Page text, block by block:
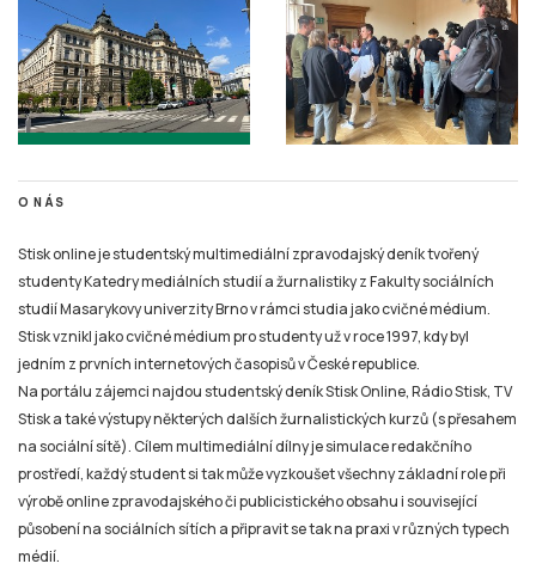
O NÁS
Stisk online je studentský multimediální zpravodajský deník tvořený
studenty Katedry mediálních studií a žurnalistiky z Fakulty sociálních
studií Masarykovy univerzity Brno v rámci studia jako cvičné médium.
Stisk vznikl jako cvičné médium pro studenty už v roce 1997, kdy byl
jedním z prvních internetových časopisů v České republice.
Na portálu zájemci najdou studentský deník Stisk Online, Rádio Stisk, TV
Stisk a také výstupy některých dalších žurnalistických kurzů (s přesahem
na sociální sítě). Cílem multimediální dílny je simulace redakčního
prostředí, každý student si tak může vyzkoušet všechny základní role při
výrobě online zpravodajského či publicistického obsahu i související
působení na sociálních sítích a připravit se tak na praxi v různých typech
médií.